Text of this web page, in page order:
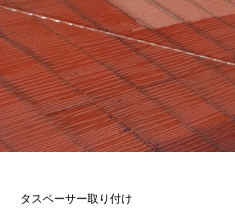
タスペーサー取り付け